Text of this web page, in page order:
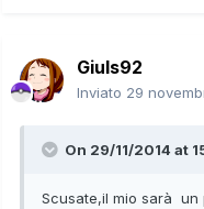
Giuls92
Inviato 29
On 29/11/2014 at
Scusate,il mio sarà un